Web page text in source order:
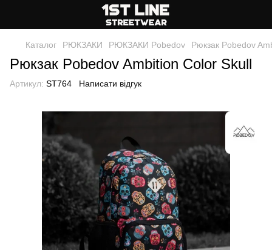
Каталог РЮКЗАКИ РЮКЗАКИ Pobedov Рюкзак Pobedov
Рюкзак Pobedov Ambition Color Skull
Артикул: ST764 Написати відгук